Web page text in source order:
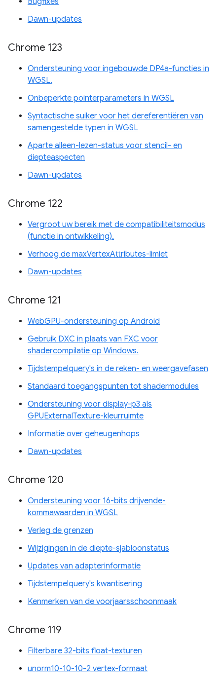
Dawn-updates
Chrome 123
Ondersteuning voor ingebouwde DP4a-functies in
WGSL.
Onbeperkte pointerparameters in WGSL
Syntactische suiker voor het dereferentiëren van
samengestelde typen in WGSL
Aparte alleen-lezen-status voor stencil- en
diepteaspecten
Dawn-updates
Chrome 122
Vergroot uw bereik met de compatibiliteitsmodus
(functie in ontwikkeling).
Verhoog de maxVertexAttributes-limiet
Dawn-updates
Chrome 121
WebGPU-ondersteuning op Android
Gebruik DXC in plaats van FXC voor
shadercompilatie op Windows.
Tijdstempelquery's in de reken- en weergavefasen
Standaard toegangspunten tot shadermodules
Ondersteuning voor display-p3 als
GPUExternalTexture-kleurruimte
Informatie over geheugenhops
Dawn-updates
Chrome 120
Ondersteuning voor 16-bits drijvende-
kommawaarden in WGSL
Verleg de grenzen
Wijzigingen in de diepte-sjabloonstatus
Updates van adapterinformatie
Tijdstempelquery's kwantisering
Kenmerken van de voorjaarsschoonmaak
Chrome 119
Filterbare 32-bits float-texturen
unorm10-10-10-2 vertex-formaat